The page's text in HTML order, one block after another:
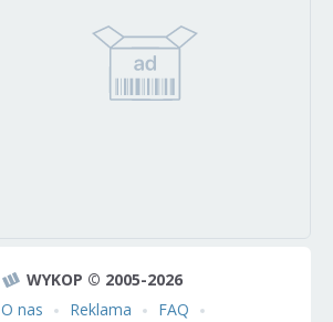
WYKOP © 2005-2026
O nas
Reklama
FAQ